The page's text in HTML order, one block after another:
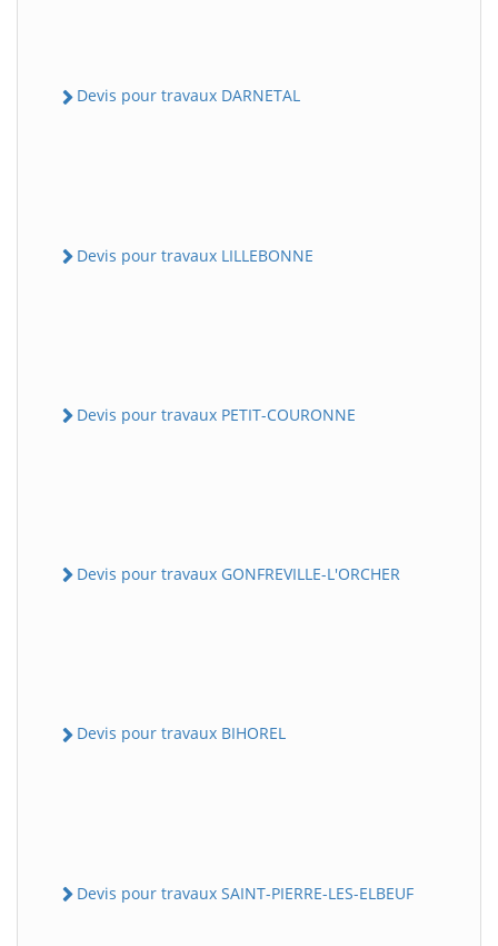
Devis pour travaux DARNETAL
Devis pour travaux LILLEBONNE
Devis pour travaux PETIT-COURONNE
Devis pour travaux GONFREVILLE-L'ORCHER
Devis pour travaux BIHOREL
Devis pour travaux SAINT-PIERRE-LES-ELBEUF